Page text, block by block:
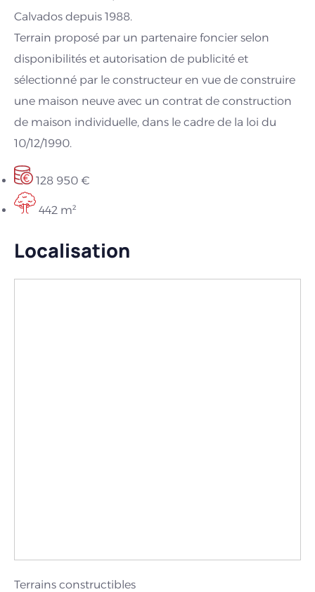
Calvados depuis 1988.
Terrain proposé par un partenaire foncier selon
disponibilités et autorisation de publicité et
sélectionné par le constructeur en vue de construire
une maison neuve avec un contrat de construction
de maison individuelle, dans le cadre de la loi du
10/12/1990.
128 950 €
442 m²
Localisation
Terrains constructibles